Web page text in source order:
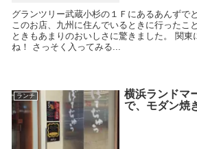
グランツリー武蔵小杉の１Ｆにあるあんずで
このお店、九州に住んでいるときに行ったこ
ときもあまりのおいしさに驚きました。 関東
ね！ さっそく入ってみる...
ランチ
横浜ランドマ
で、モダン焼